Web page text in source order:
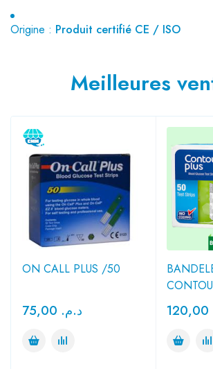
Origine : Produit certifié CE / ISO
Meilleures
ON CALL PLUS /50
د.م.